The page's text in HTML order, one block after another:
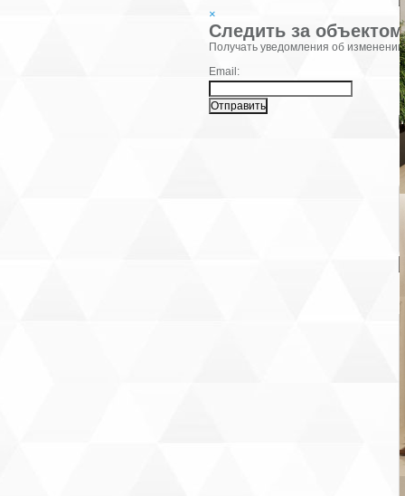
×
Следить за объектом
Фамилия:
Получать уведомления об
Email: